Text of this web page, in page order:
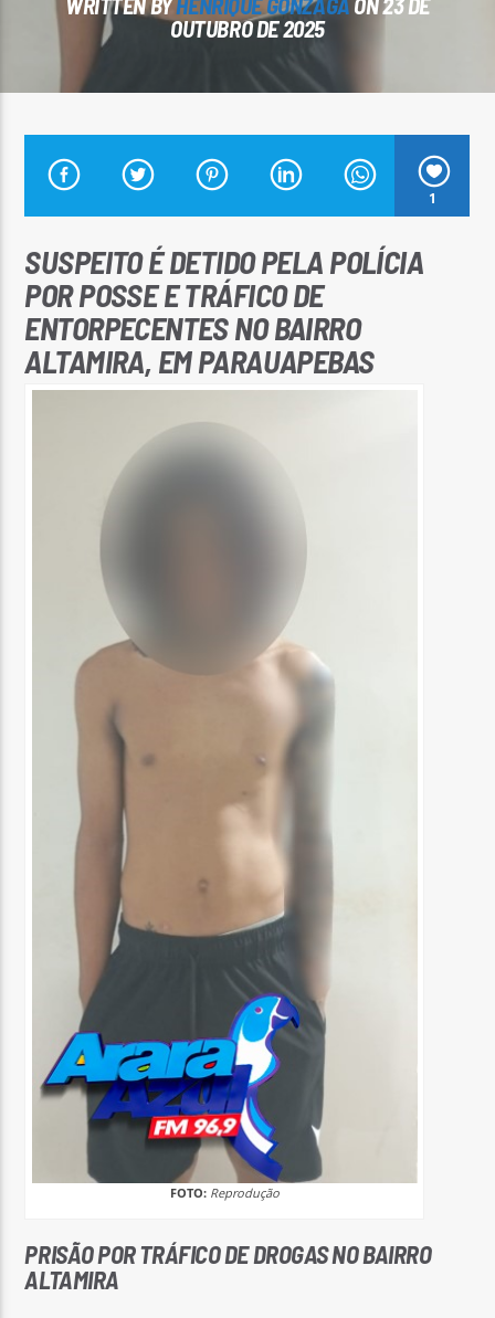
Arara Azul FM
OUTUBRO DE 2025
1
SUSPEITO É DETIDO PELA POLÍCIA
POR POSSE E TRÁFICO DE
ENTORPECENTES NO BAIRRO
ALTAMIRA, EM PARAUAPEBAS
FOTO: Reprodução
PRISÃO POR TRÁFICO DE DROGAS NO BAIRRO
ALTAMIRA